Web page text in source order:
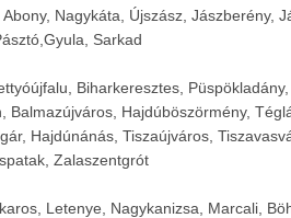
Nagykáta, Újszász, Jászberény,
Sarkad
Biharkeresztes, Püspökladány,
Balmazújváros, Hajdúböszörmény,
Hajdúnánás, Tiszaújváros,
Zalaszentgrót
Letenye, Nagykanizsa, Marcali,